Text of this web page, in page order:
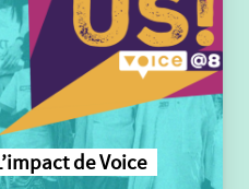
de Voice